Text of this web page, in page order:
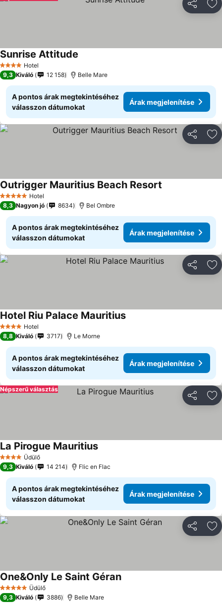
4 KategóriaHotel
Sunrise Attitude
9,3 Kiváló 12 158 Belle Mare
A pontos árak megtekintéséhez
válasszon dátumokat
Árak megjelenítése
5 KategóriaHotel
Outrigger Mauritius Beach Resort
8,3 Nagyon jó 8634 Bel Ombre
A pontos árak megtekintéséhez
válasszon dátumokat
Árak megjelenítése
4 KategóriaHotel
Hotel Riu Palace Mauritius
8,8 Kiváló 3717 Le Morne
A pontos árak megtekintéséhez
válasszon dátumokat
Árak megjelenítése
Népszerű választás
4 KategóriaÜdülő
La Pirogue Mauritius
9,3 Kiváló 14 214 Flic en Flac
A pontos árak megtekintéséhez
válasszon dátumokat
Árak megjelenítése
5 KategóriaÜdülő
One&Only Le Saint Géran
9,3 Kiváló 3886 Belle Mare